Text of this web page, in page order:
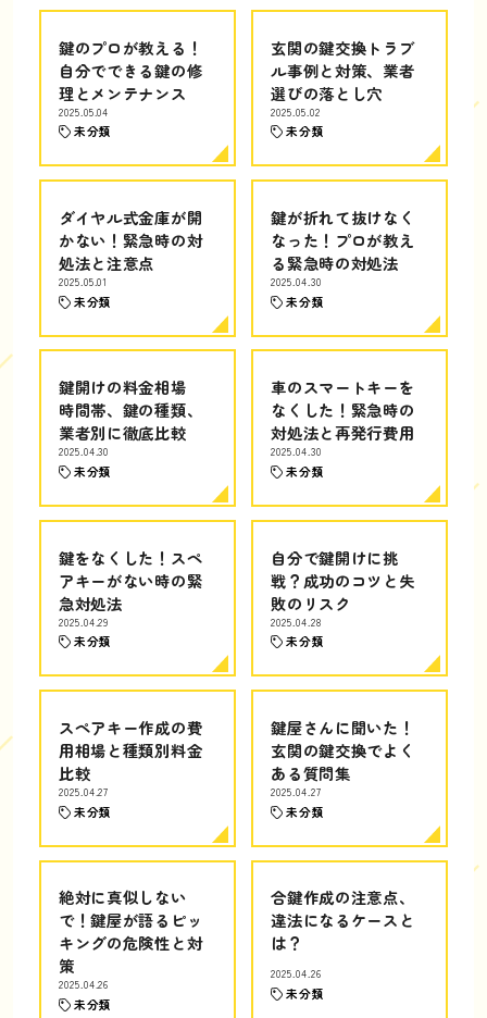
鍵のプロが教える！
自分でできる鍵の修
理とメンテナンス
2025.05.04
未分類
玄関の鍵交換トラブ
ル事例と対策、業者
選びの落とし穴
2025.05.02
未分類
ダイヤル式金庫が開
かない！緊急時の対
処法と注意点
2025.05.01
未分類
鍵が折れて抜けなく
なった！プロが教え
る緊急時の対処法
2025.04.30
未分類
鍵開けの料金相場
時間帯、鍵の種類、
業者別に徹底比較
2025.04.30
未分類
車のスマートキーを
なくした！緊急時の
対処法と再発行費用
2025.04.30
未分類
鍵をなくした！スペ
アキーがない時の緊
急対処法
2025.04.29
未分類
自分で鍵開けに挑
戦？成功のコツと失
敗のリスク
2025.04.28
未分類
スペアキー作成の費
用相場と種類別料金
比較
2025.04.27
未分類
鍵屋さんに聞いた！
玄関の鍵交換でよく
ある質問集
2025.04.27
未分類
絶対に真似しない
で！鍵屋が語るピッ
キングの危険性と対
策
2025.04.26
未分類
合鍵作成の注意点、
違法になるケースと
は？
2025.04.26
未分類